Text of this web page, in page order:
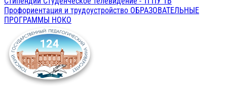
Профориентация и трудоустройство ОБРАЗОВАТЕЛЬНЫЕ
ПРОГРАММЫ НОКО